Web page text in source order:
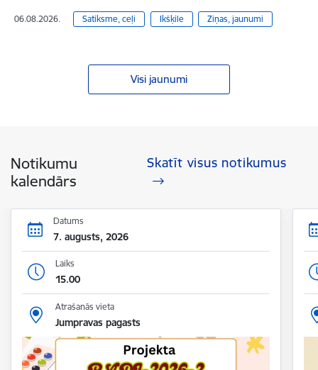
06.08.2026. Satiksme, ceļi Ikšķile Ziņas, jaunumi
Visi jaunumi
Notikumu
kalendārs
Skatīt visus notikumus
Datums
7. augusts, 2026
Laiks
15.00
Atrašanās vieta
Jumpravas pagasts